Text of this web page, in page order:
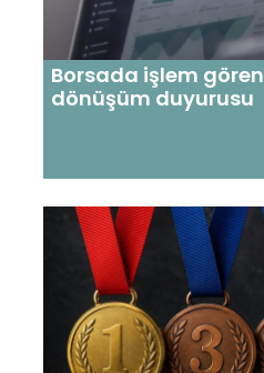
Borsada işlem
dönüşüm duyurusu